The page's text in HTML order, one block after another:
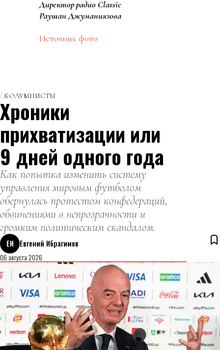
Директор радио Classic
Раушан Джуманиязова
Источник фото
КОЛУМНИСТЫ
Хроники
прихватизации или
9 дней одного года
Как попытка изменить систему
управления мировым футболом
обернулась протестом конфедераций,
обвинениями в непрозрачности и
громким политическим скандалом.
ЕИ
Евгений Ибрагимов
06 августа 2026